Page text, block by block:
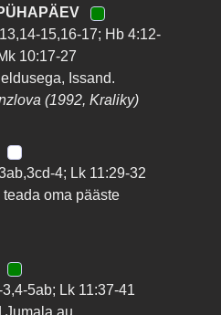
15,16-17; Hb 4:12-
10:17-27
Issand.
(1992, Kraliky)
4; Lk 11:29-32
oma pääste
5ab; Lk 11:37-41